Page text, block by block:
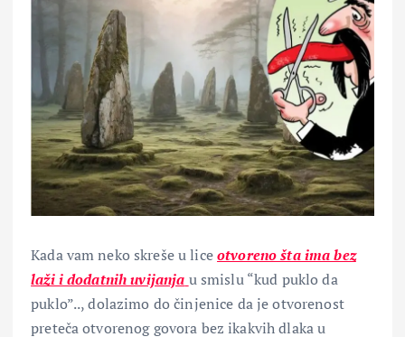
Kada vam neko skreše u liceotvoreno šta ima bez
laži i dodatnih uvijanja u smislu “kud puklo da
puklo”.., dolazimo do činjenice da je otvorenost
preteča otvorenog govora bez ikakvih dlaka u